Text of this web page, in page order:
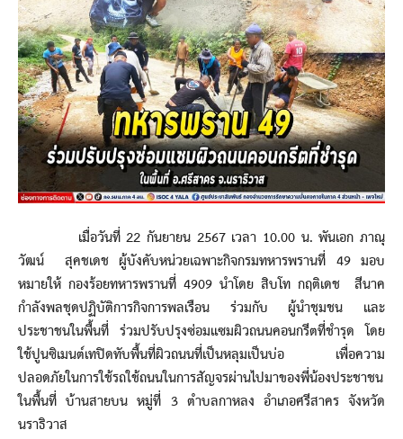
เมื่อวันที่ 22 กันยายน 2567 เวลา 10.00 น. พันเอก ภาณุ
วัฒน์ สุคชเดช ผู้บังคับหน่วยเฉพาะกิจกรมทหารพรานที่ 49 มอบ
หมายให้ กองร้อยทหารพรานที่ 4909 นำโดย สิบโท กฤติเดช สีนาค
กำลังพลชุดปฏิบัติการกิจการพลเรือน ร่วมกับ ผู้นำชุมชน และ
ประชาชนในพื้นที่ ร่วมปรับปรุงซ่อมแซมผิวถนนคอนกรีตที่ชำรุด โดย
ใช้ปูนซิเมนต์เทปิดทับพื้นที่ผิวถนนที่เป็นหลุมเป็นบ่อ เพื่อความ
ปลอดภัยในการใช้รถใช้ถนนในการสัญจรผ่านไปมาของพี่น้องประชาชน
ในพื้นที่ บ้านสายบน หมู่ที่ 3 ตำบลกาหลง อำเภอศรีสาคร จังหวัด
นราธิวาส